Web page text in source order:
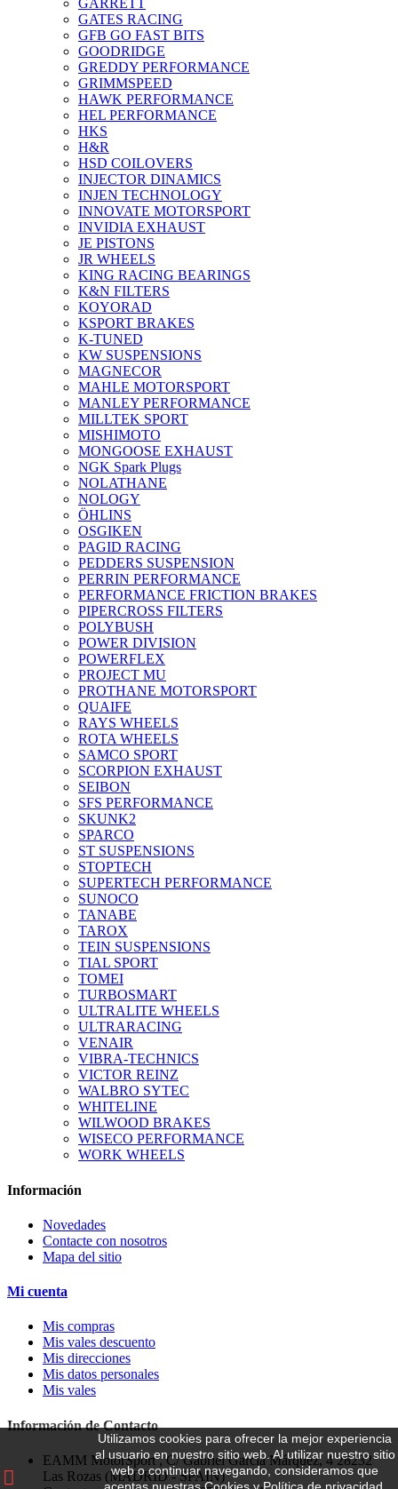
GARRETT
GATES RACING
GFB GO FAST BITS
GOODRIDGE
GREDDY PERFORMANCE
GRIMMSPEED
HAWK PERFORMANCE
HEL PERFORMANCE
HKS
H&R
HSD COILOVERS
INJECTOR DINAMICS
INJEN TECHNOLOGY
INNOVATE MOTORSPORT
INVIDIA EXHAUST
JE PISTONS
JR WHEELS
KING RACING BEARINGS
K&N FILTERS
KOYORAD
KSPORT BRAKES
K-TUNED
KW SUSPENSIONS
MAGNECOR
MAHLE MOTORSPORT
MANLEY PERFORMANCE
MILLTEK SPORT
MISHIMOTO
MONGOOSE EXHAUST
NGK Spark Plugs
NOLATHANE
NOLOGY
ÖHLINS
OSGIKEN
PAGID RACING
PEDDERS SUSPENSION
PERRIN PERFORMANCE
PERFORMANCE FRICTION BRAKES
PIPERCROSS FILTERS
POLYBUSH
POWER DIVISION
POWERFLEX
PROJECT MU
PROTHANE MOTORSPORT
QUAIFE
RAYS WHEELS
ROTA WHEELS
SAMCO SPORT
SCORPION EXHAUST
SEIBON
SFS PERFORMANCE
SKUNK2
SPARCO
ST SUSPENSIONS
STOPTECH
SUPERTECH PERFORMANCE
SUNOCO
TANABE
TAROX
TEIN SUSPENSIONS
TIAL SPORT
TOMEI
TURBOSMART
ULTRALITE WHEELS
ULTRARACING
VENAIR
VIBRA-TECHNICS
VICTOR REINZ
WALBRO SYTEC
WHITELINE
WILWOOD BRAKES
WISECO PERFORMANCE
WORK WHEELS
Información
Novedades
Contacte con nosotros
Mapa del sitio
Mi cuenta
Mis compras
Mis vales descuento
Mis direcciones
Mis datos personales
Mis vales
Información de Contacto
EAMM MotorSport , C/ Gabriel García Márquez, 4 28232
Las Rozas (MADRID - SPAIN)
Utilizamos cookies para ofrecer la mejor experiencia
al usuario en nuestro sitio web.Al utilizar nuestro sitio
web o continuar navegando, consideramos que